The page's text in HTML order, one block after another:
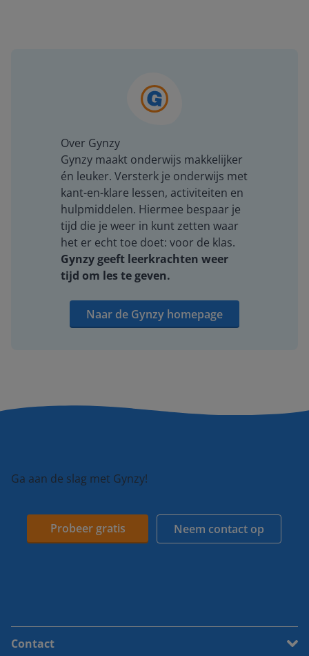
Over Gynzy
Gynzy maakt onderwijs makkelijker
én leuker. Versterk je onderwijs met
kant-en-klare lessen, activiteiten en
hulpmiddelen. Hiermee bespaar je
tijd die je weer in kunt zetten waar
het er echt toe doet: voor de klas.
Gynzy geeft leerkrachten weer
tijd om les te geven.
Naar de Gynzy homepage
Ga aan de slag met Gynzy!
Probeer gratis Neem contact op
Contact